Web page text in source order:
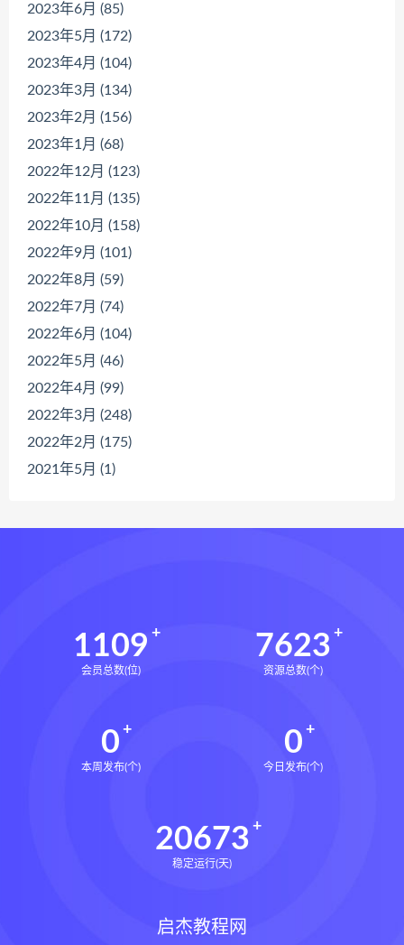
2023年6月 (85)
2023年5月 (172)
2023年4月 (104)
2023年3月 (134)
2023年2月 (156)
2023年1月 (68)
2022年12月 (123)
2022年11月 (135)
2022年10月 (158)
2022年9月 (101)
2022年8月 (59)
2022年7月 (74)
2022年6月 (104)
2022年5月 (46)
2022年4月 (99)
2022年3月 (248)
2022年2月 (175)
2021年5月 (1)
1109
会员总数(位)
7623
资源总数(个)
0
本周发布(个)
0
今日发布(个)
20673
稳定运行(天)
启杰教程网